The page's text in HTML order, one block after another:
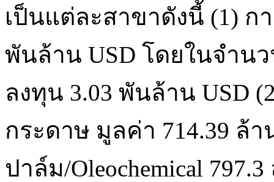
เป็นแต่ละสาขาดังนี้ (1) ก
พันล้าน USD โดยในจำน
ลงทุน 3.03 พันล้าน USD
กระดาษ มูลค่า 714.39 ล้
ปาล์ม/Oleochemical